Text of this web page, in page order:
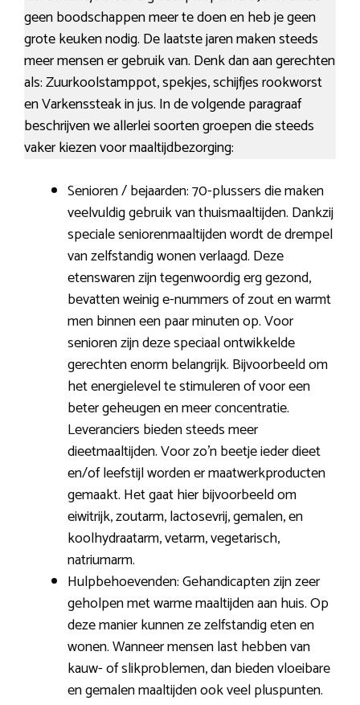
geen boodschappen meer te doen en heb je geen
grote keuken nodig. De laatste jaren maken steeds
meer mensen er gebruik van. Denk dan aan gerechten
als: Zuurkoolstamppot, spekjes, schijfjes rookworst
en Varkenssteak in jus. In de volgende paragraaf
beschrijven we allerlei soorten groepen die steeds
vaker kiezen voor maaltijdbezorging:
Senioren / bejaarden: 70-plussers die maken
veelvuldig gebruik van thuismaaltijden. Dankzij
speciale seniorenmaaltijden wordt de drempel
van zelfstandig wonen verlaagd. Deze
etenswaren zijn tegenwoordig erg gezond,
bevatten weinig e-nummers of zout en warmt
men binnen een paar minuten op. Voor
senioren zijn deze speciaal ontwikkelde
gerechten enorm belangrijk. Bijvoorbeeld om
het energielevel te stimuleren of voor een
beter geheugen en meer concentratie.
Leveranciers bieden steeds meer
dieetmaaltijden. Voor zo’n beetje ieder dieet
en/of leefstijl worden er maatwerkproducten
gemaakt. Het gaat hier bijvoorbeeld om
eiwitrijk, zoutarm, lactosevrij, gemalen, en
koolhydraatarm, vetarm, vegetarisch,
natriumarm.
Hulpbehoevenden: Gehandicapten zijn zeer
geholpen met warme maaltijden aan huis. Op
deze manier kunnen ze zelfstandig eten en
wonen. Wanneer mensen last hebben van
kauw- of slikproblemen, dan bieden vloeibare
en gemalen maaltijden ook veel pluspunten.